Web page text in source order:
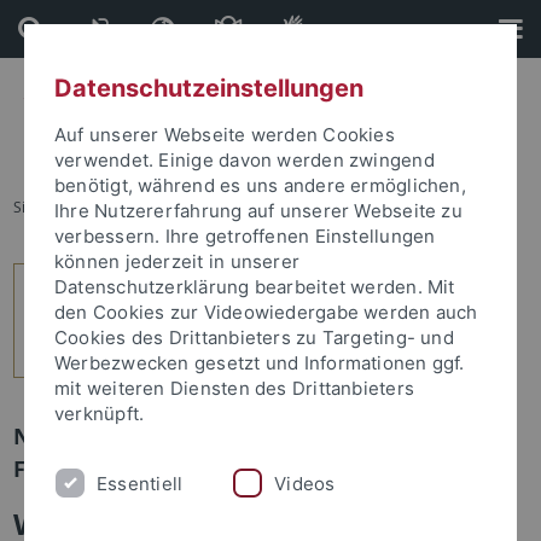
Direkt
zum
Inhalt
Direkt
zur
Fußleiste
Sie sind hier: Startseite ... 1
Newsletter Uni Tübingen aktuell Nr. 2/2026:
Forum
Wie finanziert sich eine
Datenschutzeinstellungen
Auf unserer Webseite werden Cookies
verwendet. Einige davon werden zwingend
benötigt, während es uns andere ermöglichen,
Ihre Nutzererfahrung auf unserer Webseite zu
verbessern. Ihre getroffenen Einstellungen
können jederzeit in unserer
Datenschutzerklärung bearbeitet werden. Mit
den Cookies zur Videowiedergabe werden auch
Cookies des Drittanbieters zu Targeting- und
Werbezwecken gesetzt und Informationen ggf.
mit weiteren Diensten des Drittanbieters
verknüpft.
Essentiell Videos